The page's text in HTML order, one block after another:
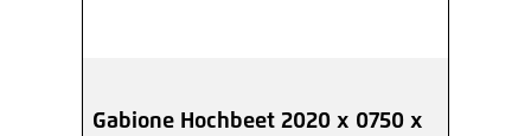
Gabione Hochbeet 2020 x 0750 x